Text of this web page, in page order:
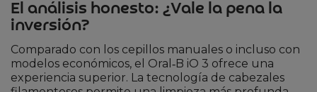
El análisis honesto: ¿Vale la pena la
inversión?
Comparado con los cepillos manuales o incluso con
modelos económicos, el Oral‑B iO 3 ofrece una
experiencia superior. La tecnología de cabezales